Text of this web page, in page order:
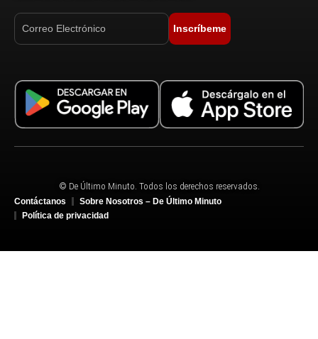
Inscríbeme
© De Último Minuto. Todos los derechos reservados.
Contáctanos
Sobre Nosotros – De Último Minuto
Política de privacidad